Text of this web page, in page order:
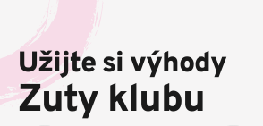
a
í
Užijte si výhody
Zuty klubu